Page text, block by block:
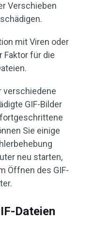
Verschieben
mit Viren oder
Faktor für die
verschiedene
GIF-Bilder
Sie einige
neu starten,
Öffnen des GIF-
Dateien